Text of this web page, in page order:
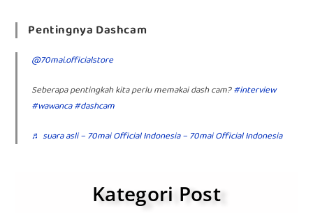
Pentingnya Dashcam
@70mai.officialstore
Seberapa pentingkah kita perlu memakai dash cam?#interview
#wawanca#dashcam
♬ suara asli – 70mai Official Indonesia – 70mai Official Indonesia
Kategori Post